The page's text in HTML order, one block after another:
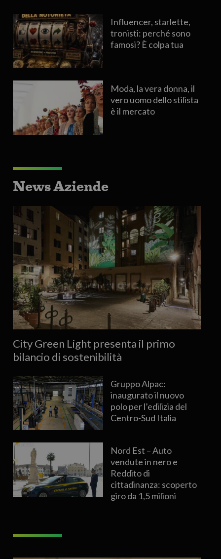
Influencer, starlette,
tronisti: perché sono
famosi? È colpa tua
Moda, la vera donna, il
vero uomo dello stilista
è il mercato
News Aziende
City Green Light presenta il primo
bilancio di sostenibilità
Gruppo Alpac:
inaugurato il nuovo
polo per l’edilizia del
Centro-Sud Italia
Nord Est – Auto
vendute in nero e
Reddito di
cittadinanza: scoperto
giro da 1,5 milioni